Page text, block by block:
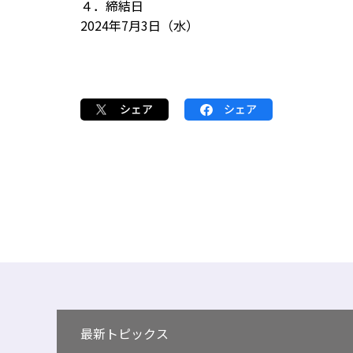
４．締結日
2024年7月3日（水）
シェア シェア
最新トピックス